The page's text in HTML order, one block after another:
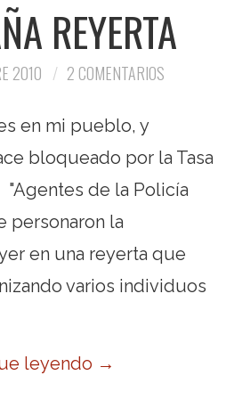
REYERTA
2010 2 COMENTARIOS
en mi pueblo, y
bloqueado por la Tasa
"Agentes de la Policía
personaron la
en una reyerta que
varios individuos
leyendo →